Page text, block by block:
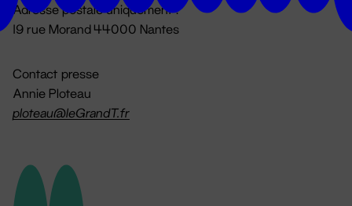
Adresse postale uniquement :
19 rue Morand 44000 Nantes
Contact presse
Annie Ploteau
ploteau@leGrandT.fr